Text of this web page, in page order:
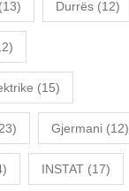
(13) Durrës (12)
(15)
Gjermani (12)
INSTAT (17)